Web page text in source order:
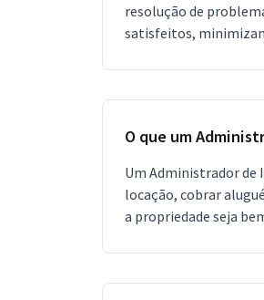
resolução de
satisfeitos,
O que um
Um Administrador de
locação, cobrar
a propriedade seja